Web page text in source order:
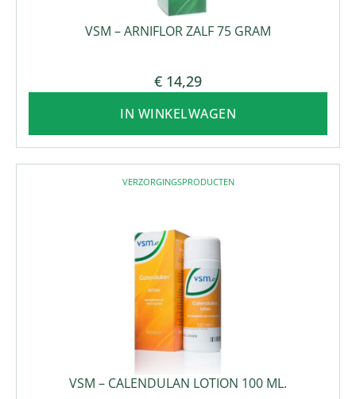
VSM – ARNIFLOR ZALF 75 GRAM
€ 14,29
IN WINKELWAGEN
VERZORGINGSPRODUCTEN
VSM – CALENDULAN LOTION 100 ML.